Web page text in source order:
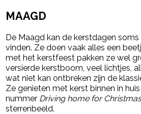
MAAGD
De Maagd kan de kerstdagen
vinden. Ze doen vaak alles een
met het kerstfeest pakken ze wel
versierde kerstboom, veel lichtjes,
wat niet kan ontbreken zijn de
Ze genieten met kerst binnen in
nummer Driving home for
sterrenbeeld.